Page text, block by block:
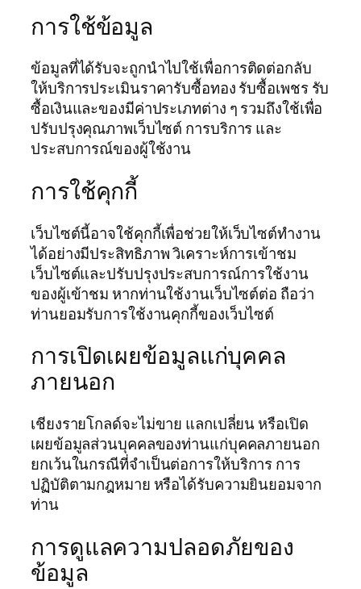
การใช้ข้อมูล
ข้อมูลที่ได้รับจะถูกนำไปใช้เพื่อการติดต่อกลับ
ให้บริการประเมินราคารับซื้อทอง รับซื้อเพชร รับ
ซื้อเงินและของมีค่าประเภทต่าง ๆ รวมถึงใช้เพื่อ
ปรับปรุงคุณภาพเว็บไซต์ การบริการ และ
ประสบการณ์ของผู้ใช้งาน
การใช้คุกกี้
เว็บไซต์นี้อาจใช้คุกกี้เพื่อช่วยให้เว็บไซต์ทำงาน
ได้อย่างมีประสิทธิภาพ วิเคราะห์การเข้าชม
เว็บไซต์และปรับปรุงประสบการณ์การใช้งาน
ของผู้เข้าชม หากท่านใช้งานเว็บไซต์ต่อ ถือว่า
ท่านยอมรับการใช้งานคุกกี้ของเว็บไซต์
การเปิดเผยข้อมูลแก่บุคคล
ภายนอก
เชียงรายโกลด์จะไม่ขาย แลกเปลี่ยน หรือเปิด
เผยข้อมูลส่วนบุคคลของท่านแก่บุคคลภายนอก
ยกเว้นในกรณีที่จำเป็นต่อการให้บริการ การ
ปฏิบัติตามกฎหมาย หรือได้รับความยินยอมจาก
ท่าน
การดูแลความปลอดภัยของ
ข้อมูล